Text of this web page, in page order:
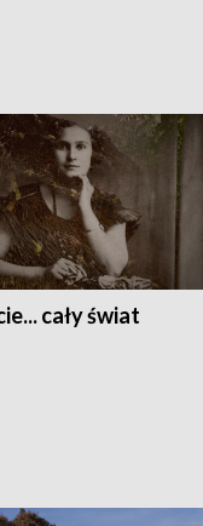
cały świat